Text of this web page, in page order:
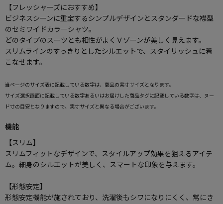
【フレッシャーズにおすすめ】
ビジネスシーンに重宝するシンプルデザインとスタンダードな襟型
のセミワイドカラ―シャツ。
どのタイプのスーツとも相性がよくＶゾーンが美しく見えます。
スリムラインのすっきりとしたシルエットで、スタイリッシュに着
こなせます。
当ページのサイズ表に記載している数字は、商品の実寸サイズとなります。
サイズ選択画面に記載している数字あるいはお届けした商品タグに記載している数字は、ヌー
ド寸の目安となりますので、実寸サイズと異なる場合がございます。
機能
【スリム】
スリムフィットなデザインで、スタイルアップ効果を狙えるアイテ
ム。細身のシルエットが美しく、スマートな印象を与えます。
【形態安定】
形態安定機能が施されており、洗濯後もシワになりにくく、常にき